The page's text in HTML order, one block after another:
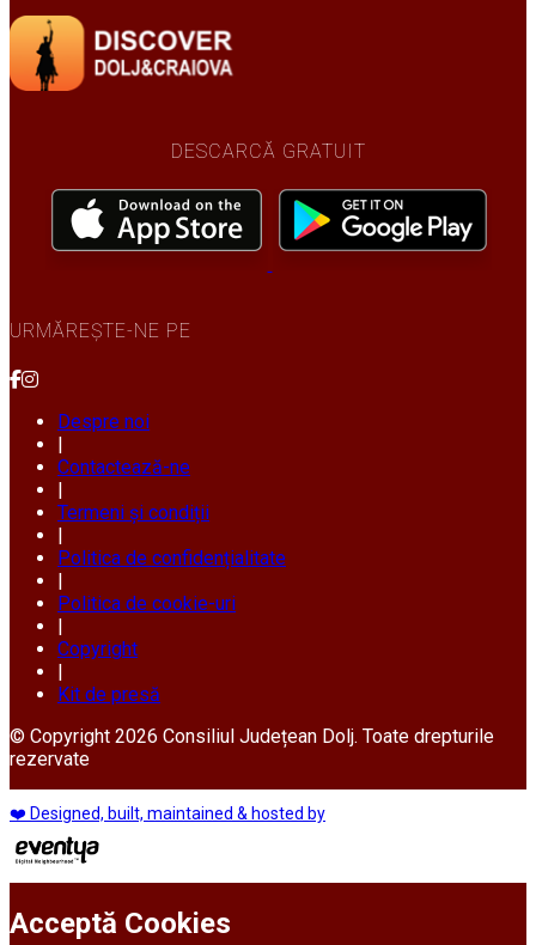
DESCARCĂ GRATUIT
URMĂREȘTE-NE PE
Despre noi
|
Contactează-ne
|
Termeni și condiții
|
Politica de confidențialitate
|
Politica de cookie-uri
|
Copyright
|
Kit de presă
© Copyright 2026 Consiliul Județean Dolj. Toate drepturile
rezervate
❤️ Designed, built, maintained & hosted by
Acceptă Cookies